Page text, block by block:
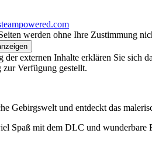
werden ohne Ihre Zustimmung
externen Inhalte erklären Sie sich
zur Verfügung gestellt.
Gebirgswelt und entdeckt das
Spaß mit dem DLC und wunderbare